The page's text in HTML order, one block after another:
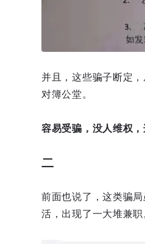
并且，这些骗子断定
对簿公堂。
容易受骗，没人维权
二
前面也说了，这类骗
活，出现了一大堆兼职